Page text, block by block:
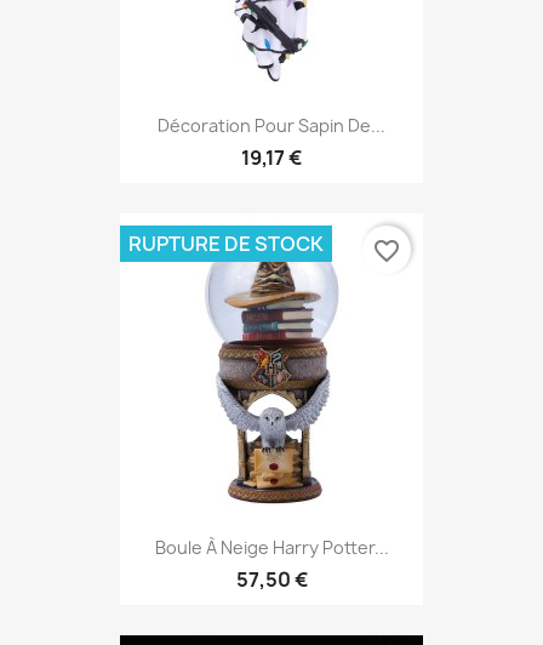
Décoration Pour Sapin De...
19,17 €
Boule À Neige Harry Potter...
57,50 €
RUPTURE DE STOCK favorite_border